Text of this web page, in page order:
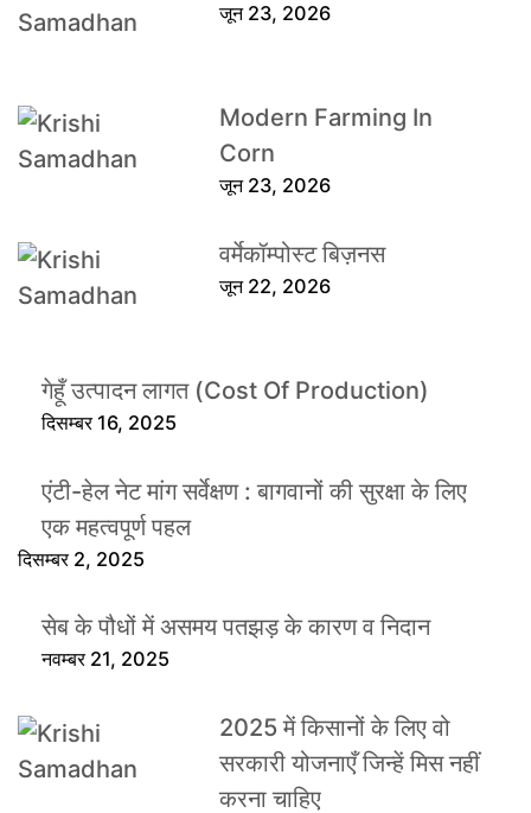
जून 23, 2026
Modern Farming In
Corn
जून 23, 2026
वर्मेकॉम्पोस्ट बिज़नस
जून 22, 2026
गेहूँ उत्पादन लागत (Cost Of Production)
दिसम्बर 16, 2025
एंटी-हेल नेट मांग सर्वेक्षण : बागवानों की सुरक्षा के लिए
एक महत्वपूर्ण पहल
दिसम्बर 2, 2025
सेब के पौधों में असमय पतझड़ के कारण व निदान
नवम्बर 21, 2025
2025 में किसानों के लिए वो
सरकारी योजनाएँ जिन्हें मिस नहीं
करना चाहिए